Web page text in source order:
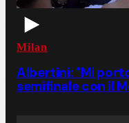
Milan
Albertini: "Mi
semifinale con il